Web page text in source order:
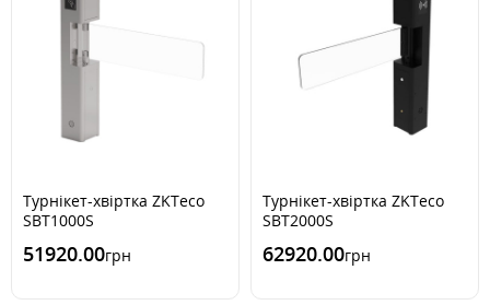
Турнікет-хвіртка ZKTeco
SBT1000S
51920.00грн
Турнікет-хвіртка ZKTeco
SBT2000S
62920.00грн